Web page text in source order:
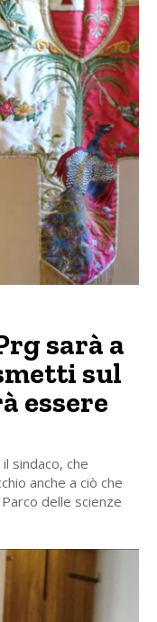
sarà a
sul
essere
sindaco, che
anche a ciò che
delle scienze